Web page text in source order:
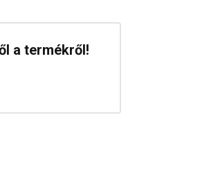
a termékről!